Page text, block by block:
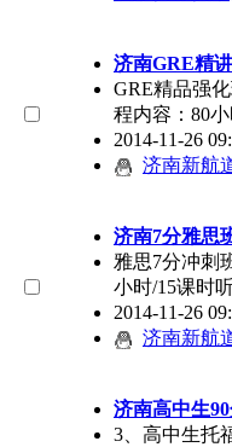
济南GRE精
GRE精品强
程内容：80
2014-11-26
济南新航
济南7分雅思
雅思7分冲刺
小时/15课时
2014-11-26
济南新航
济南高中生
3、高中生托